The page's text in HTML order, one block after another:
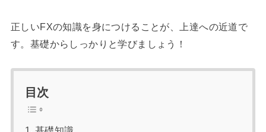
正しいFXの知識を身につけることが、上達への近道で
す。基礎からしっかりと学びましょう！
目次